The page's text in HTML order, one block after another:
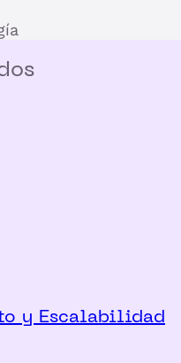
y Escalabilidad